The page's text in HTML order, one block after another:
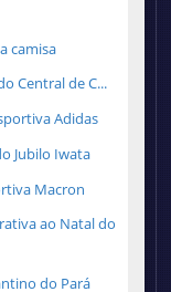
camisa
Central de C...
Adidas
Jubilo Iwata
Macron
ao Natal do
do Pará